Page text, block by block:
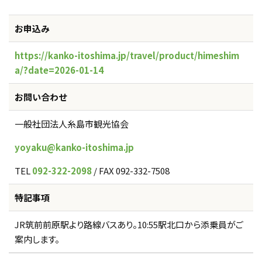
お申込み
https://kanko-itoshima.jp/travel/product/himeshim
a/?date=2026-01-14
お問い合わせ
一般社団法人糸島市観光協会
yoyaku@kanko-itoshima.jp
TEL092-322-2098/ FAX 092-332-7508
特記事項
JR筑前前原駅より路線バスあり。10:55駅北口から添乗員がご
案内します。